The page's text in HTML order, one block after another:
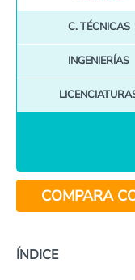
C. TÉCNICAS
INGENIERÍAS
COMPARA
ÍNDICE